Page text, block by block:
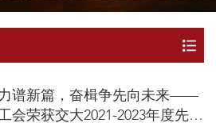
谱新篇，奋楫争先向未来——
会荣获交大2021-2023年度先进